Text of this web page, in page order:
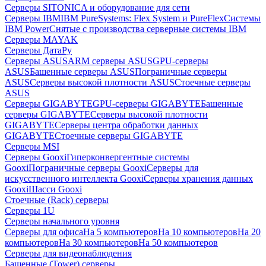
Серверы SITONICA и оборудование для сети
Серверы IBMIBM PureSystems: Flex System и PureFlexСистемы
IBM PowerСнятые с производства серверные системы IBM
Серверы MAYAK
Серверы ДатаРу
Серверы ASUSARM серверы ASUSGPU-серверы
ASUSБашенные серверы ASUSПограничные серверы
ASUSСерверы высокой плотности ASUSСтоечные серверы
ASUS
Серверы GIGABYTEGPU-серверы GIGABYTEБашенные
серверы GIGABYTEСерверы высокой плотности
GIGABYTEСерверы центра обработки данных
GIGABYTEСтоечные серверы GIGABYTE
Серверы MSI
Серверы GooxiГиперконвергентные системы
GooxiПограничные серверы GooxiСерверы для
искусственного интеллекта GooxiСерверы хранения данных
GooxiШасси Gooxi
Стоечные (Rack) серверы
Серверы 1U
Серверы начального уровня
Серверы для офисаНа 5 компьютеровНа 10 компьютеровНа 20
компьютеровНа 30 компьютеровНа 50 компьютеров
Серверы для видеонаблюдения
Башенные (Tower) серверы